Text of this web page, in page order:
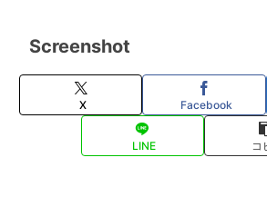
Screenshot
X Facebook
LINE コ